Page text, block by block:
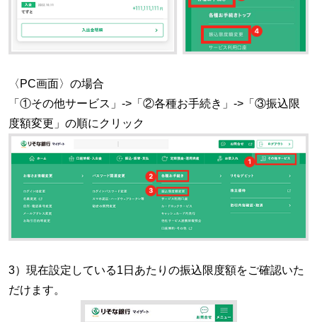
〈PC画面〉の場合
「①その他サービス」->「②各種お手続き」->「③振込限
度額変更」の順にクリック
3）現在設定している1日あたりの振込限度額をご確認いた
だけます。